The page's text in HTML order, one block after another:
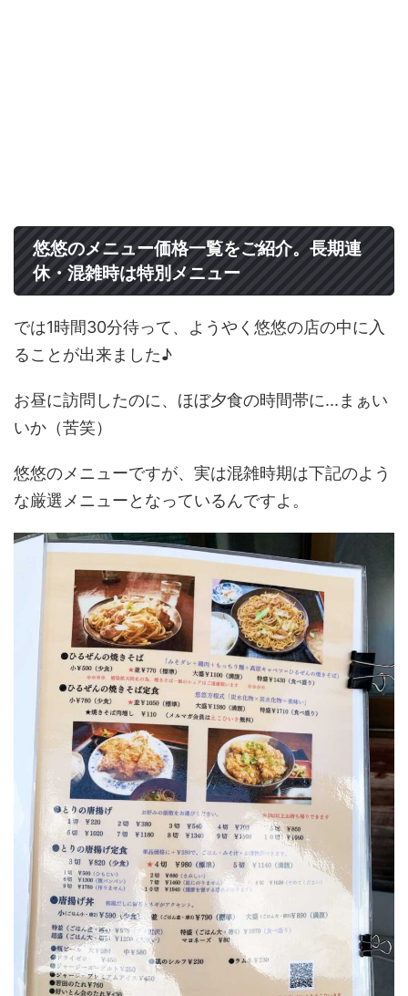
悠悠のメニュー価格一覧をご紹介。長期連
休・混雑時は特別メニュー
では1時間30分待って、ようやく悠悠の店の中に入
ることが出来ました♪
お昼に訪問したのに、ほぼ夕食の時間帯に...まぁい
いか（苦笑）
悠悠のメニューですが、実は混雑時期は下記のよう
な厳選メニューとなっているんですよ。